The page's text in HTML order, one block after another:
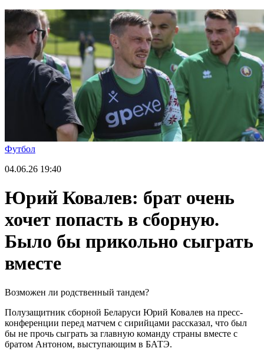
Футбол
04.06.26 19:40
Юрий Ковалев: брат очень
хочет попасть в сборную.
Было бы прикольно сыграть
вместе
Возможен ли родственный тандем?
Полузащитник сборной Беларуси Юрий Ковалев на пресс-
конференции перед матчем с сирийцами рассказал, что был
бы не прочь сыграть за главную команду страны вместе с
братом Антоном, выступающим в БАТЭ.